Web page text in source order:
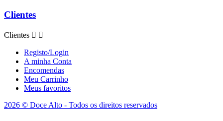
Clientes
Clientes  
Registo/Login
A minha Conta
Encomendas
Meu Carrinho
Meus favoritos
2026 © Doce Alto - Todos os direitos reservados